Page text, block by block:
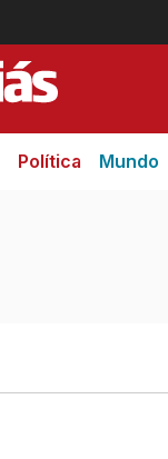
Política Mundo